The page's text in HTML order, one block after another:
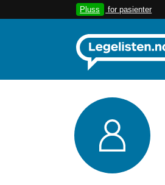
Pluss for pasienter